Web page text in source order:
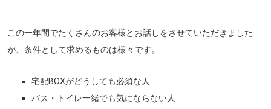
この一年間でたくさんのお客様とお話しをさせていただきました
が、条件として求めるものは様々です。
宅配BOXがどうしても必須な人
バス・トイレ一緒でも気にならない人